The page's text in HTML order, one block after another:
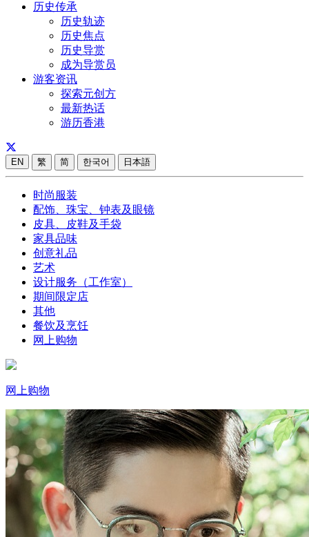
历史传承
历史轨迹
历史焦点
历史导赏
成为导赏员
游客资讯
探索元创方
最新热话
游历香港
EN 繁 简 한국어 日本語
时尚服装
配饰、珠宝、钟表及眼镜
皮具、皮鞋及手袋
家具品味
创意礼品
艺术
设计服务（工作室）
期间限定店
其他
餐饮及烹饪
网上购物
网上购物